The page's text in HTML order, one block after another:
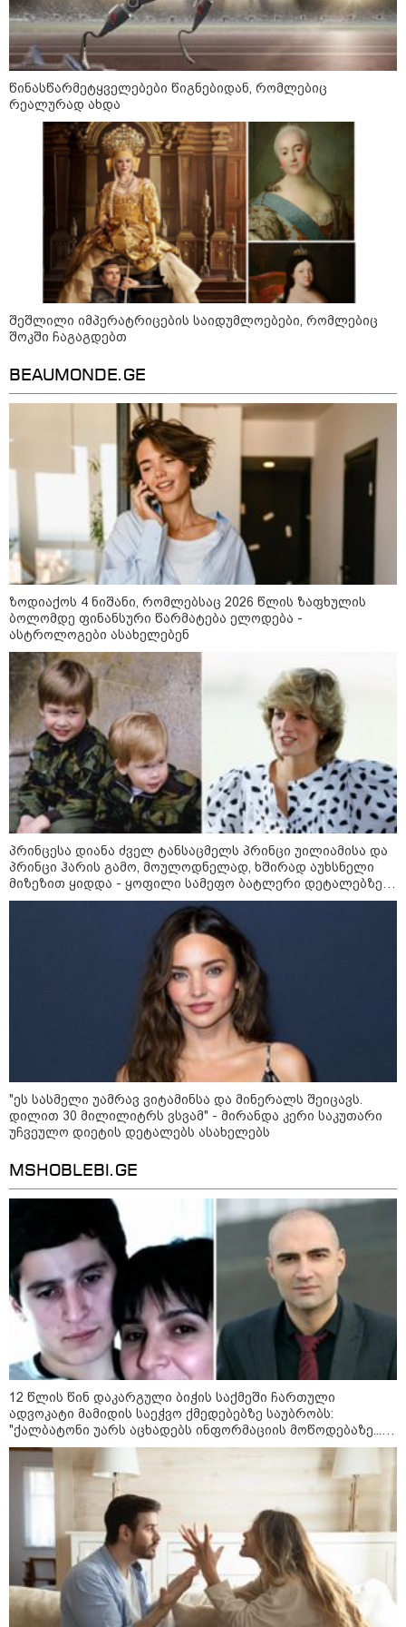
21:03 / 05-08-2026
რამ გამოიწვია საქართველოს
ელექტროენერგეტიკული სისტემის სრული
გათიშვა - რას ამბობს სემეკ-ის წევრი
23:14 / 06-08-2026
ომის 18 წლისთავთან
დაკავშირებით ერთობლივ
განცხადებას ავრცელებენ
22:35 / 06-08-2026
"კიდევ ერთხელ მოვუწოდებ
საქართველოს მთავრობას, მისი
დაუყოვნებლივი და უპირობო
გათავისუფლებისკენ" - რას
წერს ეუთო-ს წარმომადგენელი
მზია ამაღლობელზე?
21:38 / 06-08-2026
"ჩვენთვის ეს ეგზოტიკაა, ჩვენს
სტუმრებს ასე ვუხსნით - ბევრი
სანთელი, ეგზოტიკა და
რომანტიკული საღამოები" -
შალვა ალავერდაშვილი
ელექტროენერგიის გათიშვებზე
21:08 / 06-08-2026
"არ ვიცი, თუ ვინმე იცის, რასთან
არის დაკავშირებული ნია
იმნაძის 10 თვის თავზე დაკავება
- რა უნდა თქვას 16 წლის
ბავშვმა, რომელიც 9 თვის
განმავლობაში
წარმოუდგენელი
ფსიქოლოგიური ტერორის ქვეშ
არის" - რას აცხადებს ნია
იმნაძის ადვოკატი?
კატეგორიის ყველა სიახლე
რატომ ჩაბნელდა საქართველო
მესამედ: საბოტაჟი, ტექნიკური
ხარვეზი თუ
არაპროფესიონალიზმი?! -
სანდრო თვალჭრელიძის ანალიზი
ჩაკეტილი „პოლიტიკური
სამკუთხედი“ - კულუარული
თამაშები, რომლებიც დიდი
სისხლის ფასად ჯდება
„ოქტომბრისთვის საქართველოს
არჩევანის გაკეთება მოუწევს...
„ორ სკამზე ჯდომის“
შესაძლებლობა შეიძლება
დასრულდეს“ - მირიან
მირიანაშვილის ანალიზი
ჯარისკაცი, რომელიც 29 წელი
იბრძოდა, რადგან ომის
დამთავრების არ სჯეროდა...
მეცნიერება
წინასწარმეტყველებები წიგნებიდან, რომლებიც
რეალურად ახდა
შეშლილი იმპერატრიცების საიდუმლოებები, რომლებიც
შოკში ჩაგაგდებთ
BEAUMONDE.GE
ზოდიაქოს 4 ნიშანი, რომლებსაც 2026 წლის ზაფხულის
ბოლომდე ფინანსური წარმატება ელოდება -
ასტროლოგები ასახელებენ
პრინცესა დიანა ძველ ტანსაცმელს პრინცი უილიამისა და
პრინცი ჰარის გამო, მოულოდნელად, ხშირად აუხსნელი
მიზეზით ყიდდა - ყოფილი სამეფო ბატლერი დეტალებზე
საკუთარ წიგნში საუბრობს
"ეს სასმელი უამრავ ვიტამინსა და მინერალს შეიცავს.
დილით 30 მილილიტრს ვსვამ" - მირანდა კერი საკუთარი
უჩვეულო დიეტის დეტალებს ასახელებს
MSHOBLEBI.GE
12 წლის წინ დაკარგული ბიჭის საქმეში ჩართული
ადვოკატი მამიდის საეჭვო ქმედებებზე საუბრობს:
"ქალბატონი უარს აცხადებს ინფორმაციის მოწოდებაზე...
წლობით მიმდინარეობდა საქმის ჩაფარცხვის ოპერაცია"